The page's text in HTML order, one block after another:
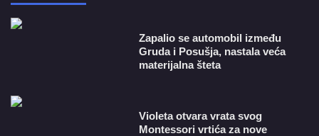
Zapalio se automobil između
Gruda i Posušja, nastala veća
materijalna šteta
Violeta otvara vrata svog
Montessori vrtića za nove